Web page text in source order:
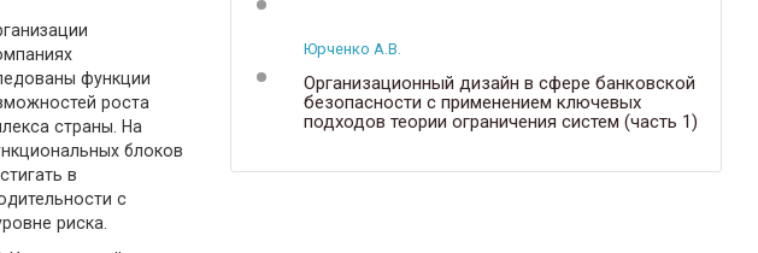
функции
роста
страны. На
блоков
в
с
риска.
Юрченко А.В.
Организационный дизайн в сфере банковской
безопасности с применением ключевых
подходов теории ограничения систем (часть 1)